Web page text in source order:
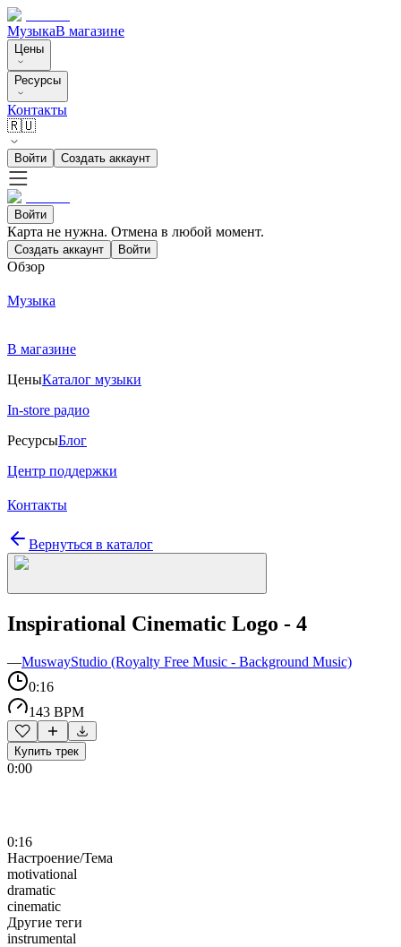
МузыкаВ магазине
Цены
Ресурсы
Контакты
🇷🇺
Войти Создать аккаунт
Войти
Карта не нужна. Отмена в любой момент.
Создать аккаунт Войти
Обзор
Музыка
В магазине
ЦеныКаталог музыки
In-store радио
РесурсыБлог
Центр поддержки
Контакты
Вернуться в каталог
Inspirational Cinematic Logo - 4
—MuswayStudio (Royalty Free Music - Background Music)
0:16
143 BPM
Купить трек
0:00
0:16
Настроение/Тема
motivational
dramatic
cinematic
Другие теги
instrumental